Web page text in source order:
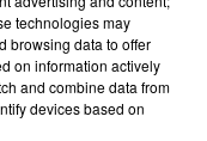
technologies may
browsing data to offer
on information actively
and combine data from
devices based on